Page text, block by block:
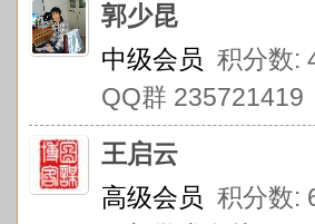
郭少昆
中级会员 积分数:
QQ群 235721419
王启云
高级会员 积分数: